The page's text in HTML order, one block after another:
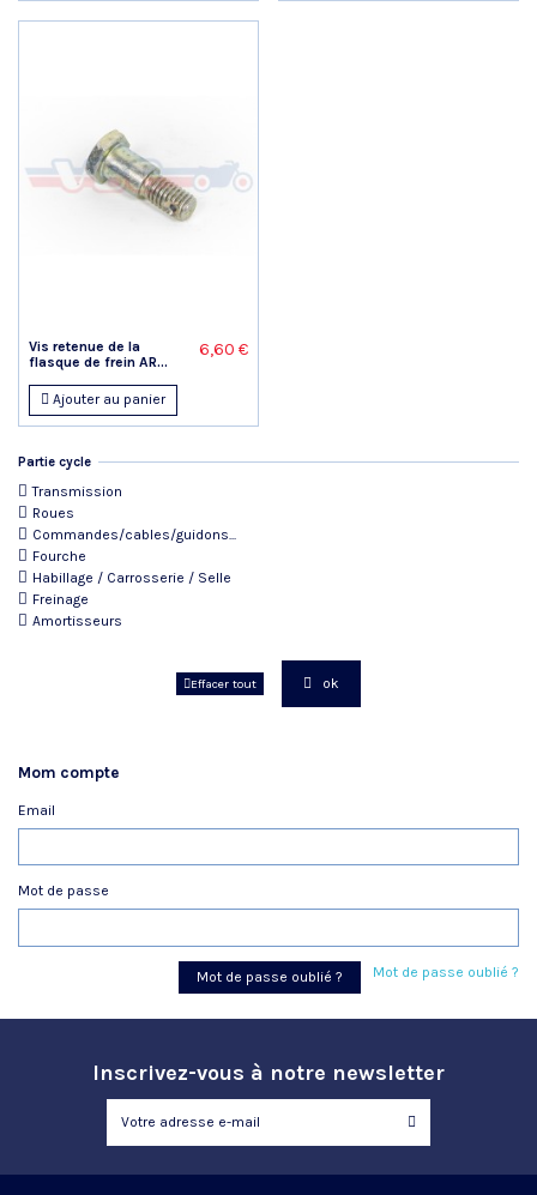
Vis retenue de la
flasque de frein AR...
6,60 €
Ajouter au panier
Partie cycle
Transmission
Roues
Commandes/cables/guidons...
Fourche
Habillage / Carrosserie / Selle
Freinage
Amortisseurs
Effacer tout ok
Mom compte
Email
Mot de passe
Mot de passe oublié ?
Mot de passe oublié ?
Inscrivez-vous à notre newsletter